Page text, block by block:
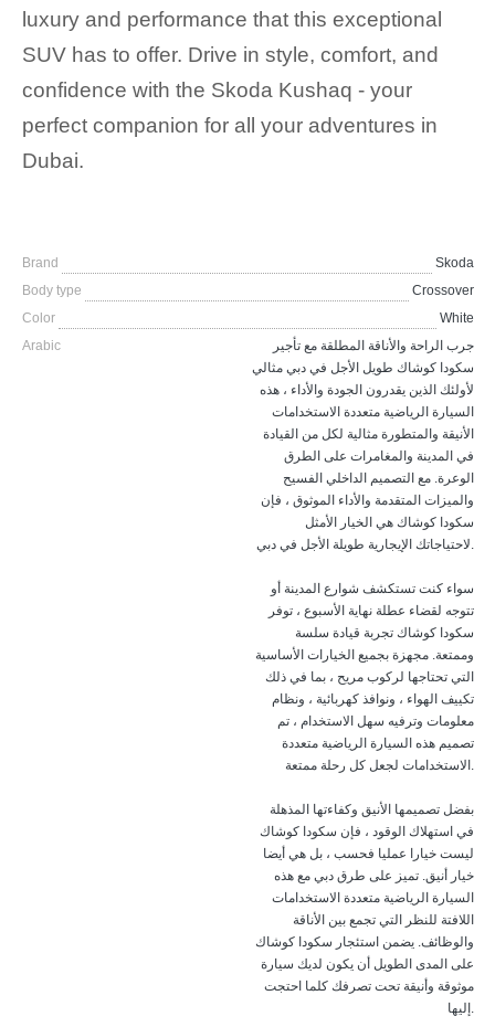
luxury and performance that this exceptional
SUV has to offer. Drive in style, comfort, and
confidence with the Skoda Kushaq - your
perfect companion for all your adventures in
Dubai.
Brand
Skoda
Body type
Crossover
Color
White
Arabic
جرب الراحة والأناقة المطلقة مع تأجير
سكودا كوشاك طويل الأجل في دبي مثالي
لأولئك الذين يقدرون الجودة والأداء ، هذه
السيارة الرياضية متعددة الاستخدامات
الأنيقة والمتطورة مثالية لكل من القيادة
في المدينة والمغامرات على الطرق
الوعرة. مع التصميم الداخلي الفسيح
والميزات المتقدمة والأداء الموثوق ، فإن
سكودا كوشاك هي الخيار الأمثل
لاحتياجاتك الإيجارية طويلة الأجل في دبي.
سواء كنت تستكشف شوارع المدينة أو
تتوجه لقضاء عطلة نهاية الأسبوع ، توفر
سكودا كوشاك تجربة قيادة سلسة
وممتعة. مجهزة بجميع الخيارات الأساسية
التي تحتاجها لركوب مريح ، بما في ذلك
تكييف الهواء ، ونوافذ كهربائية ، ونظام
معلومات وترفيه سهل الاستخدام ، تم
تصميم هذه السيارة الرياضية متعددة
الاستخدامات لجعل كل رحلة ممتعة.
بفضل تصميمها الأنيق وكفاءتها المذهلة
في استهلاك الوقود ، فإن سكودا كوشاك
ليست خيارا عمليا فحسب ، بل هي أيضا
خيار أنيق. تميز على طرق دبي مع هذه
السيارة الرياضية متعددة الاستخدامات
اللافتة للنظر التي تجمع بين الأناقة
والوظائف. يضمن استئجار سكودا كوشاك
على المدى الطويل أن يكون لديك سيارة
موثوقة وأنيقة تحت تصرفك كلما احتجت
إليها.